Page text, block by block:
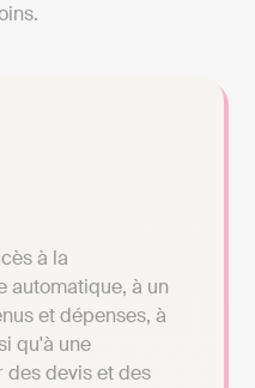
à la
automatique, à un
et dépenses, à
qu'à une
devis et des